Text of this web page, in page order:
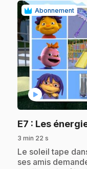
Abonnement
play_circle
E7 : Les
3 min 22 s
.Le soleil tape
ses amis